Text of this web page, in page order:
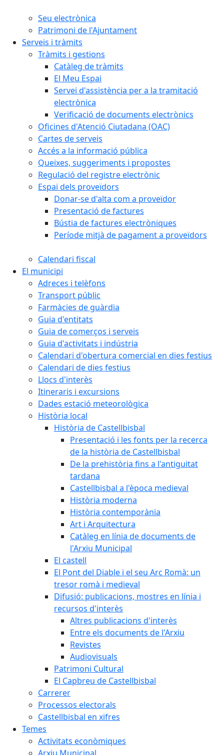
Seu electrònica
Patrimoni de l'Ajuntament
Serveis i tràmits
Tràmits i gestions
Catàleg de tràmits
El Meu Espai
Servei d'assistència per a la tramitació
electrònica
Verificació de documents electrònics
Oficines d'Atenció Ciutadana (OAC)
Cartes de serveis
Accés a la informació pública
Queixes, suggeriments i propostes
Regulació del registre electrònic
Espai dels proveïdors
Donar-se d'alta com a proveïdor
Presentació de factures
Bústia de factures electròniques
Període mitjà de pagament a proveïdors
Calendari fiscal
El municipi
Adreces i telèfons
Transport públic
Farmàcies de guàrdia
Guia d'entitats
Guia de comerços i serveis
Guia d'activitats i indústria
Calendari d'obertura comercial en dies festius
Calendari de dies festius
Llocs d'interès
Itineraris i excursions
Dades estació meteorològica
Història local
Història de Castellbisbal
Presentació i les fonts per la recerca
de la història de Castellbisbal
De la prehistòria fins a l'antiguitat
tardana
Castellbisbal a l'època medieval
Història moderna
Història contemporània
Art i Arquitectura
Catàleg en línia de documents de
l'Arxiu Municipal
El castell
El Pont del Diable i el seu Arc Romà: un
tresor romà i medieval
Difusió: publicacions, mostres en línia i
recursos d'interès
Altres publicacions d'interès
Entre els documents de l'Arxiu
Revistes
Audiovisuals
Patrimoni Cultural
El Capbreu de Castellbisbal
Carrerer
Processos electorals
Castellbisbal en xifres
Temes
Activitats econòmiques